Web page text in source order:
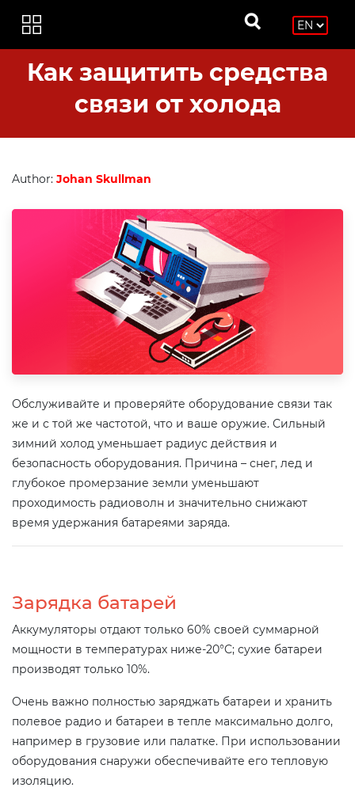
Как защитить средства
связи от холода
Author: Johan Skullman
Обслуживайте и проверяйте оборудование связи так
же и с той же частотой, что и ваше оружие. Сильный
зимний холод уменьшает радиус действия и
безопасность оборудования. Причина – снег, лед и
глубокое промерзание земли уменьшают
проходимость радиоволн и значительно снижают
время удержания батареями заряда.
Зарядка батарей
Аккумуляторы отдают только 60% своей суммарной
мощности в температурах ниже-20°C; сухие батареи
производят только 10%.
Очень важно полностью заряджать батареи и хранить
полевое радио и батареи в тепле максимально долго,
например в грузовие или палатке. При использовании
оборудования снаружи обеспечивайте его тепловую
изоляцию.